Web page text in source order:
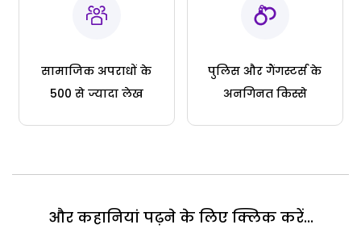
सामाजिक अपराधों के
500 से ज्यादा लेख
पुलिस और गैंगस्टर्स के
अनगिनत किस्से
और कहानियां पढ़ने के लिए क्लिक करें...